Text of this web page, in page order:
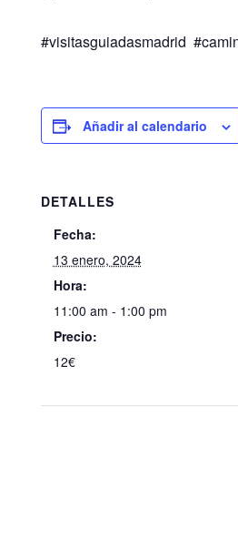
#visitasguiadasmadrid
Añadir al calendario
DETALLES
Fecha:
13 enero, 2024
Hora:
11:00 am - 1:00 pm
Precio:
12€